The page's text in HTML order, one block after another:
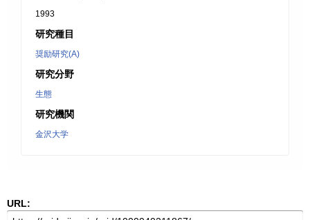
1993
研究種目
奨励研究(A)
研究分野
生態
研究機関
金沢大学
URL: